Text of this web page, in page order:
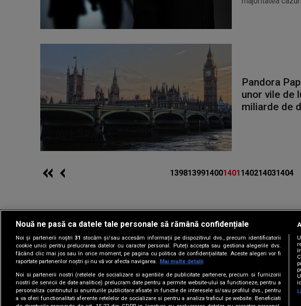
Pandora
unor vile de
miliarde de
1398139914001401140214031404
Copyright
Gestionați preferințele|Termeni și condiții |
Nouă ne pasă ca datele tale personale să rămână confidențiale
Noi și partenerii noștri31 stocăm și/sau accesăm informații pe dispozitivul dvs., precum identificatorii
cookie unici pentru prelucrarea datelor cu caracter personal. Puteți accepta sau gestiona alegerile dvs.
făcând clic mai jos sau în orice moment, pe pagina cu politica de confidențialitate. Aceste alegeri vor fi
raportate partenerilor noștri și nu vă vor afecta navigarea. Mai multe detalii
Noi si partenerii nostri (retelele de socializare si agentiile de publicitate partenere, precum si furnizorii
nostri de servicii de date analitice) prelucram date pentru a permite website-ului sa functioneze, pentru a
personaliza continutul si anunturile publicitare afisate in functie de interesele si/sau profilul dvs., pentru
a va oferi functionalitati aferente retelelor de socializare si pentru a analiza traficul pe website. Beneficiati